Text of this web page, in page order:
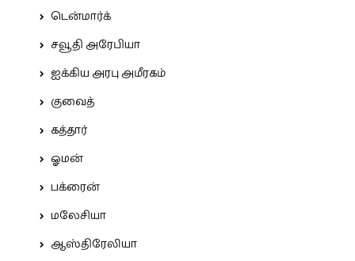
டென்மார்க்
சவூதி அரேபியா
ஐக்கிய அரபு அமீரகம்
குவைத்
கத்தார்
ஓமன்
பக்ரைன்
மலேசியா
ஆஸ்திரேலியா